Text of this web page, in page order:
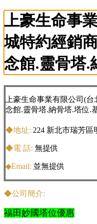
上豪生命事
城特約經銷
念館.靈骨塔.
上豪生命事業有限公司(
念館.靈骨塔.納骨塔.塔位.
◆地址: 224 新北市瑞芳區
◆電 話: 無提供
◆Email: 並無提供
◆公司簡介:
福田妙國塔位優惠